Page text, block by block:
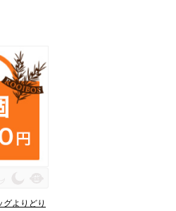
よりどり